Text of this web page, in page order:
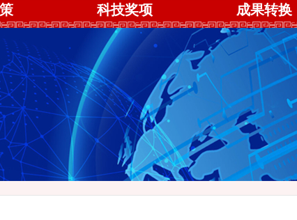
科技奖项 成果转换